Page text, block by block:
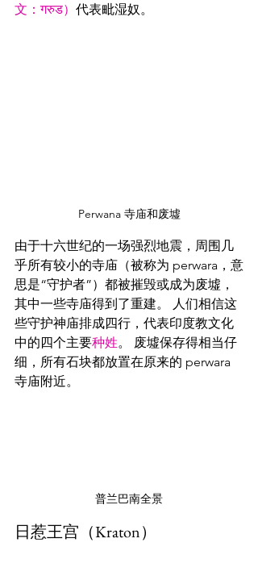
文：गरुड） 代表毗湿奴。
Perwana 寺庙和废墟
由于十六世纪的一场强烈地震，周围几
乎所有较小的寺庙（被称为 perwara，意
思是“守护者”）都被摧毁或成为废墟，
其中一些寺庙得到了重建。 人们相信这
些守护神庙排成四行，代表印度教文化
中的四个主要种姓。 废墟保存得相当仔
细，所有石块都放置在原来的 perwara
寺庙附近。
普兰巴南全景
日惹王宫（Kraton）